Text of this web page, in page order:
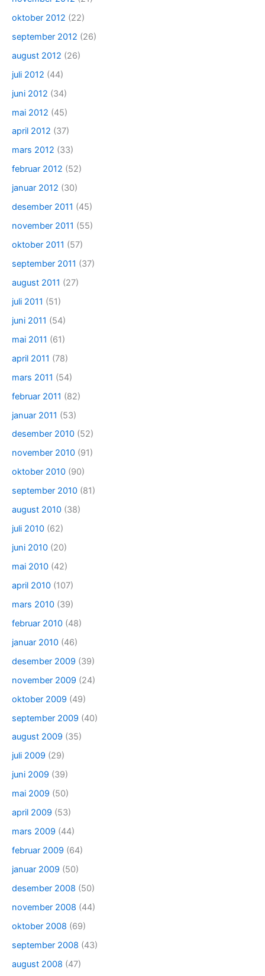
oktober 2012 (22)
september 2012 (26)
august 2012 (26)
juli 2012 (44)
juni 2012 (34)
mai 2012 (45)
april 2012 (37)
mars 2012 (33)
februar 2012 (52)
januar 2012 (30)
desember 2011 (45)
november 2011 (55)
oktober 2011 (57)
september 2011 (37)
august 2011 (27)
juli 2011 (51)
juni 2011 (54)
mai 2011 (61)
april 2011 (78)
mars 2011 (54)
februar 2011 (82)
januar 2011 (53)
desember 2010 (52)
november 2010 (91)
oktober 2010 (90)
september 2010 (81)
august 2010 (38)
juli 2010 (62)
juni 2010 (20)
mai 2010 (42)
april 2010 (107)
mars 2010 (39)
februar 2010 (48)
januar 2010 (46)
desember 2009 (39)
november 2009 (24)
oktober 2009 (49)
september 2009 (40)
august 2009 (35)
juli 2009 (29)
juni 2009 (39)
mai 2009 (50)
april 2009 (53)
mars 2009 (44)
februar 2009 (64)
januar 2009 (50)
desember 2008 (50)
november 2008 (44)
oktober 2008 (69)
september 2008 (43)
august 2008 (47)